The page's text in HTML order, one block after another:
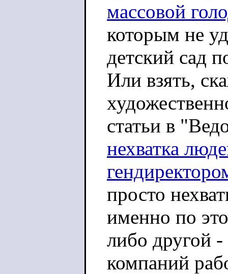
массовой
которым не
детский сад
Или взять,
статьи в
нехватка
просто
именно по
либо другой
компаний